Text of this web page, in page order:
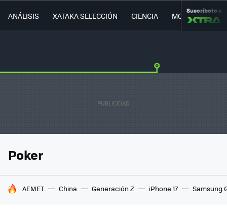
ANÁLISIS XATAKA SELECCIÓN CIENCIA MOVILIDAD
Suscríbete a
Poker
HOY SE HABLA DE
AEMET China Generación Z iPhone 17 Samsung